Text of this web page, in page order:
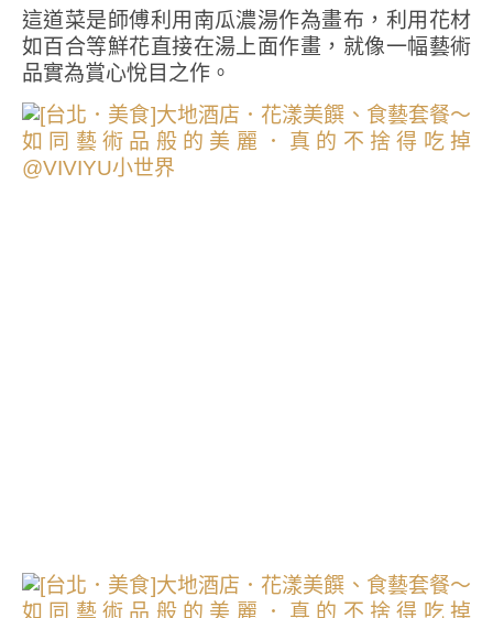
這道菜是師傅利用南瓜濃湯作為畫布，利用花材
如百合等鮮花直接在湯上面作畫，就像一幅藝術
品實為賞心悅目之作。